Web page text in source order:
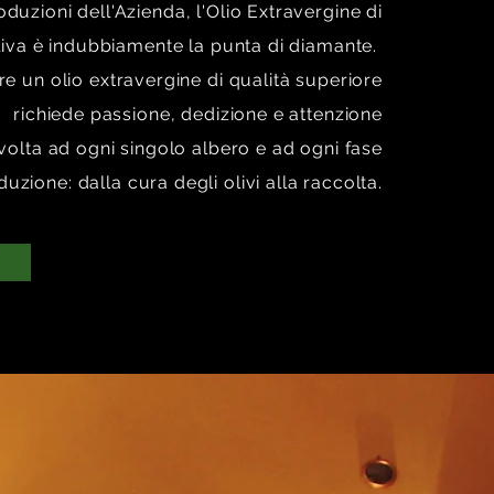
place for you to tell a story and let your
more about you.
dell'Azienda, l'Olio Extravergine di
è indubbiamente la punta di diamante.
un olio extravergine di qualità superiore
richiede passione, dedizione e attenzione
ad ogni singolo albero e ad ogni fase
dalla cura degli olivi alla raccolta.